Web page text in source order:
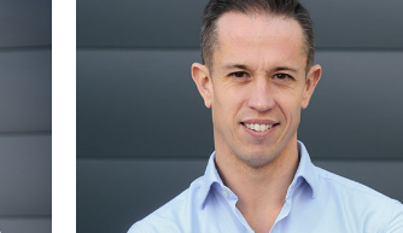
Arquitecto con más de 15 años de
experiencia en constructoras,
coordinando equipo técnicos. Su
objetivo es la satisfacción del
cliente, siempre en búsqueda de la